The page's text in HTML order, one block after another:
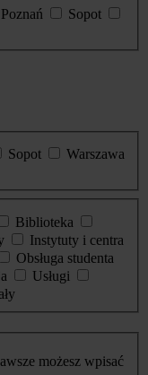
Poznań
Sopot
Sopot
Warszawa
Biblioteka
Instytuty i centra
Obsługa studenta
Usługi
możesz wpisać